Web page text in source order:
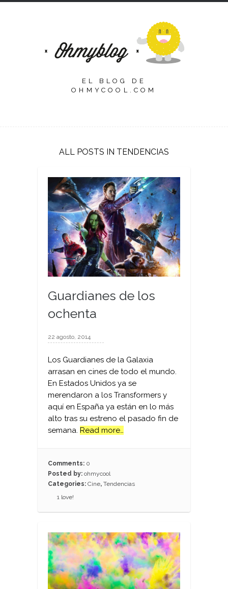
EL BLOG DE
OHMYCOOL.COM
ALL POSTS IN TENDENCIAS
Guardianes de los
ochenta
22 agosto, 2014
Los Guardianes de la Galaxia
arrasan en cines de todo el mundo.
En Estados Unidos ya se
merendaron a los Transformers y
aquí en España ya están en lo más
alto tras su estreno el pasado fin de
semana. Read more…
Comments: 0
Posted by: ohmycool
Categories: Cine, Tendencias
1 love!